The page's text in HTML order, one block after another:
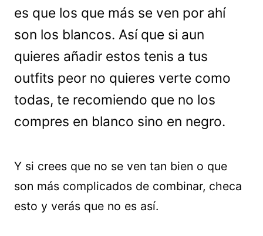
es que los que más se ven por ahí
son los blancos. Así que si aun
quieres añadir estos tenis a tus
outfits peor no quieres verte como
todas, te recomiendo que no los
compres en blanco sino en negro.
Y si crees que no se ven tan bien o que
son más complicados de combinar, checa
esto y verás que no es así.